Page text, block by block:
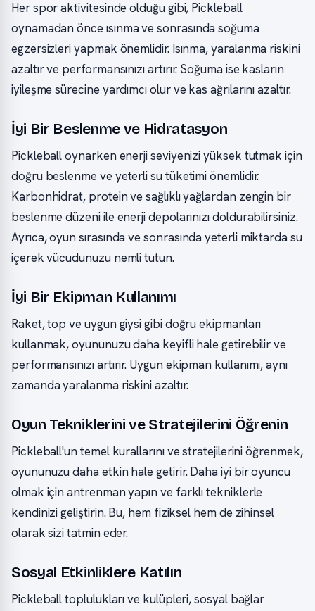
Her spor aktivitesinde olduğu gibi, Pickleball
oynamadan önce ısınma ve sonrasında soğuma
egzersizleri yapmak önemlidir. Isınma, yaralanma riskini
azaltır ve performansınızı artırır. Soğuma ise kasların
iyileşme sürecine yardımcı olur ve kas ağrılarını azaltır.
İyi Bir Beslenme ve Hidratasyon
Pickleball oynarken enerji seviyenizi yüksek tutmak için
doğru beslenme ve yeterli su tüketimi önemlidir.
Karbonhidrat, protein ve sağlıklı yağlardan zengin bir
beslenme düzeni ile enerji depolarınızı doldurabilirsiniz.
Ayrıca, oyun sırasında ve sonrasında yeterli miktarda su
içerek vücudunuzu nemli tutun.
İyi Bir Ekipman Kullanımı
Raket, top ve uygun giysi gibi doğru ekipmanları
kullanmak, oyununuzu daha keyifli hale getirebilir ve
performansınızı artırır. Uygun ekipman kullanımı, aynı
zamanda yaralanma riskini azaltır.
Oyun Tekniklerini ve Stratejilerini Öğrenin
Pickleball'un temel kurallarını ve stratejilerini öğrenmek,
oyununuzu daha etkin hale getirir. Daha iyi bir oyuncu
olmak için antrenman yapın ve farklı tekniklerle
kendinizi geliştirin. Bu, hem fiziksel hem de zihinsel
olarak sizi tatmin eder.
Sosyal Etkinliklere Katılın
Pickleball toplulukları ve kulüpleri, sosyal bağlar